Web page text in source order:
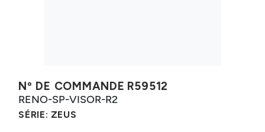
Nº DE COMMANDE R59512
RENO-SP-VISOR-R2
SÉRIE: ZEUS